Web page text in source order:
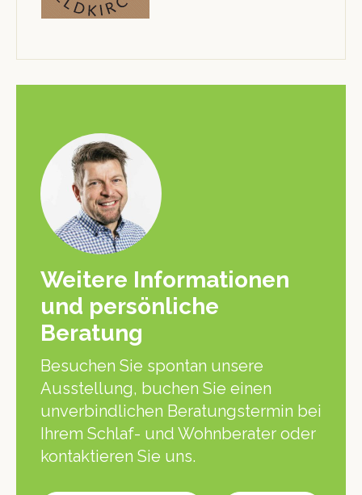
Weitere Informationen
und persönliche
Beratung
Besuchen Sie spontan unsere
Ausstellung, buchen Sie einen
unverbindlichen Beratungstermin bei
Ihrem Schlaf- und Wohnberater oder
kontaktieren Sie uns.